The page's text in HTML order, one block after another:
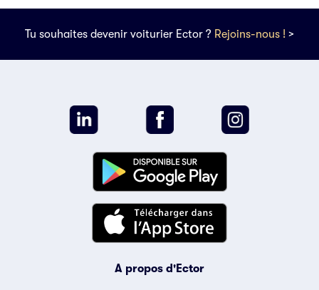
Tu souhaites devenir voiturier Ector ? Rejoins-nous ! >
A propos d'Ector